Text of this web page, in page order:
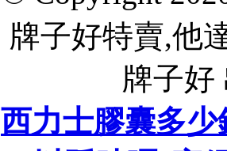
牌子好特賣,他
牌子好
西力士膠囊多少